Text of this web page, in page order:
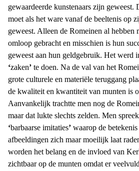
gewaardeerde kunstenaars zijn geweest.
moet als het ware vanaf de beeltenis op
geweest. Alleen de Romeinen al hebben
omloop gebracht en misschien is hun
geweest aan hun geldgebruik. Het werd
‘zaken’ te doen. Na de val van het
grote culturele en materiële teruggang
de kwaliteit en kwantiteit van munten is
Aanvankelijk trachtte men nog de
maar dat lukte slechts zelden. Men
‘barbaarse imitaties’ waarop de
afbeeldingen zich maar moeilijk laat
worden het belang en de invloed van
zichtbaar op de munten omdat er